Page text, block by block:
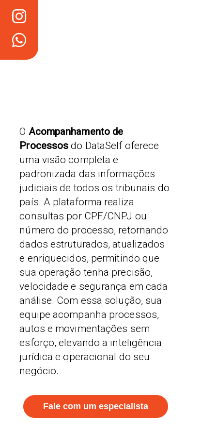
O Acompanhamento de
Processos do DataSelf oferece
uma visão completa e
padronizada das informações
judiciais de todos os tribunais do
país. A plataforma realiza
consultas por CPF/CNPJ ou
número do processo, retornando
dados estruturados, atualizados
e enriquecidos, permitindo que
sua operação tenha precisão,
velocidade e segurança em cada
análise. Com essa solução, sua
equipe acompanha processos,
autos e movimentações sem
esforço, elevando a inteligência
jurídica e operacional do seu
negócio.
Fale com um especialista
ver
(31)
98217-